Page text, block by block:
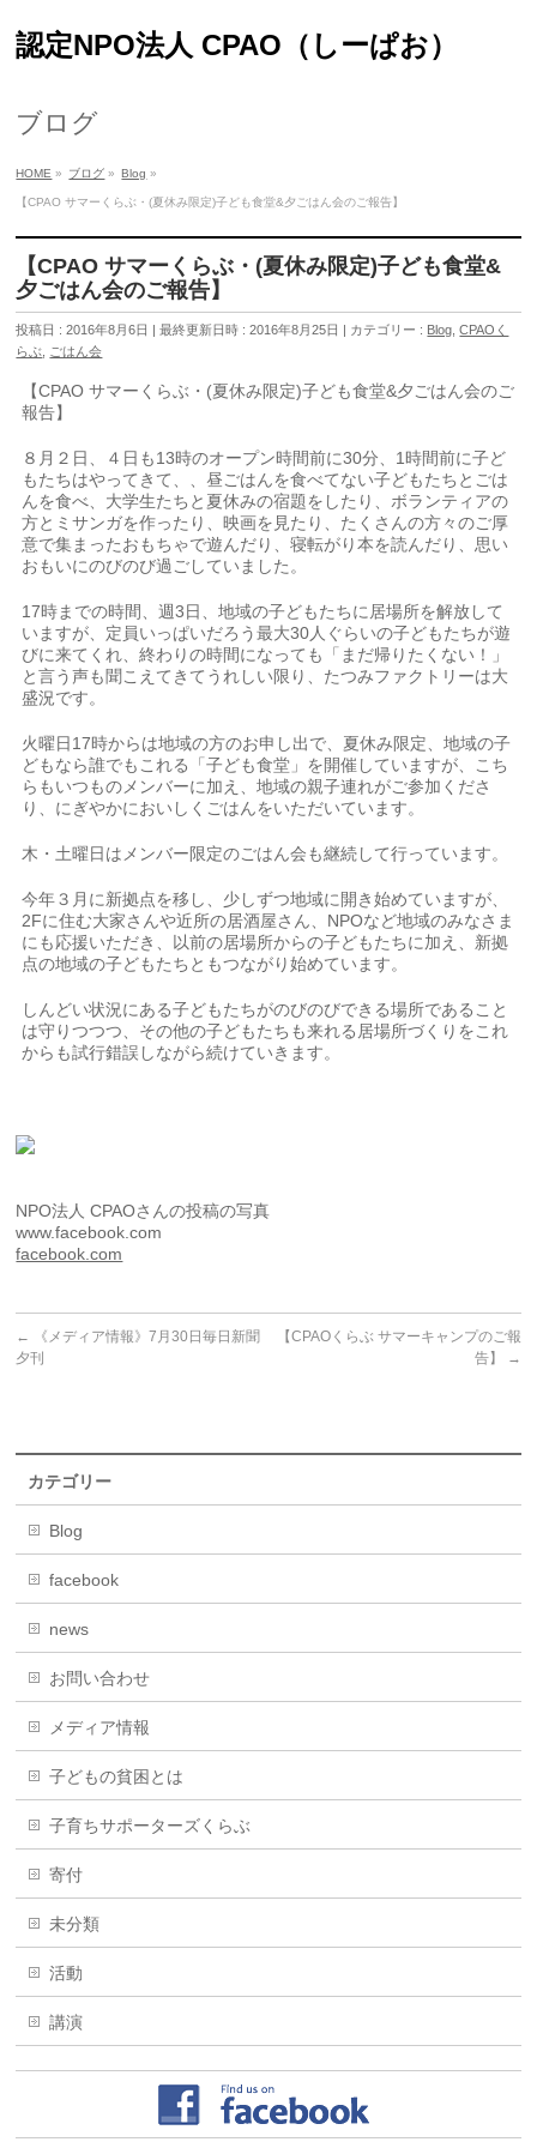
認定NPO法人 CPAO（しーぱお）
ブログ
HOME » ブログ » Blog »
【CPAO サマーくらぶ・(夏休み限定)子ども食堂&夕ごはん会のご報告】
【CPAO サマーくらぶ・(夏休み限定)子ども食堂&
夕ごはん会のご報告】
投稿日 : 2016年8月6日 最終更新日時 : 2016年8月25日 カテゴリー : Blog ,CPAOく
らぶ
ごはん会
【CPAO サマーくらぶ・(夏休み限定)子ども食堂&夕ごはん会のご
報告】
８月２日、４日も13時のオープン時間前に30分、1時間前に子ど
もたちはやってきて、、昼ごはんを食べてない子どもたちとごは
んを食べ、大学生たちと夏休みの宿題をしたり、ボランティアの
方とミサンガを作ったり、映画を見たり、たくさんの方々のご厚
意で集まったおもちゃで遊んだり、寝転がり本を読んだり、思い
おもいにのびのび過ごしていました。
17時までの時間、週3日、地域の子どもたちに居場所を解放して
いますが、定員いっぱいだろう最大30人ぐらいの子どもたちが遊
びに来てくれ、終わりの時間になっても「まだ帰りたくない！」
と言う声も聞こえてきてうれしい限り、たつみファクトリーは大
盛況です。
火曜日17時からは地域の方のお申し出で、夏休み限定、地域の子
どもなら誰でもこれる「子ども食堂」を開催していますが、こち
らもいつものメンバーに加え、地域の親子連れがご参加くださ
り、にぎやかにおいしくごはんをいただいています。
木・土曜日はメンバー限定のごはん会も継続して行っています。
今年３月に新拠点を移し、少しずつ地域に開き始めていますが、
2Fに住む大家さんや近所の居酒屋さん、NPOなど地域のみなさま
にも応援いただき、以前の居場所からの子どもたちに加え、新拠
点の地域の子どもたちともつながり始めています。
しんどい状況にある子どもたちがのびのびできる場所であること
は守りつつつ、その他の子どもたちも来れる居場所づくりをこれ
からも試行錯誤しながら続けていきます。
NPO法人 CPAOさんの投稿の写真
www.facebook.com
facebook.com
←
《メディア情報》7月30日毎日新聞
夕刊
【CPAOくらぶ サマーキャンプのご報
告】
→
カテゴリー
Blog
facebook
news
お問い合わせ
メディア情報
子どもの貧困とは
子育ちサポーターズくらぶ
寄付
未分類
活動
講演